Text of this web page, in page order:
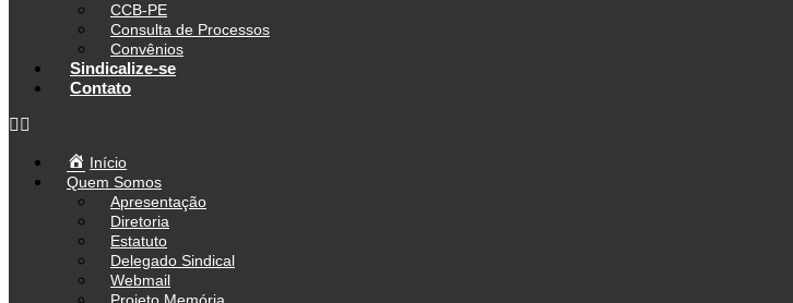
CCB-PE
Consulta de Processos
Convênios
Sindicalize-se
Contato
Início
Quem Somos
Apresentação
Diretoria
Estatuto
Delegado Sindical
Webmail